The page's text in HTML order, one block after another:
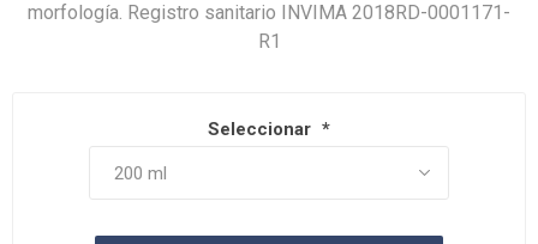
morfología. Registro sanitario INVIMA 2018RD-0001171-
R1
Seleccionar *